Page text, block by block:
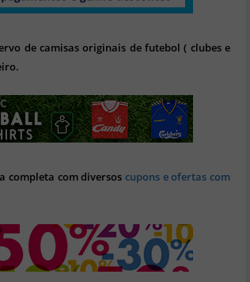
de camisas originais de futebol ( clubes e
completa com diversoscupons e ofertas com